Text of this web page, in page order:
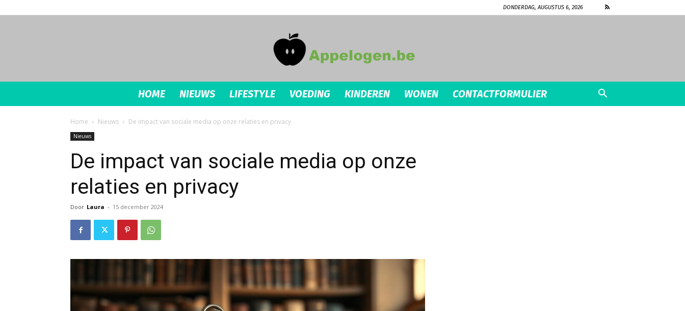
DONDERDAG, AUGUSTUS 6, 2026
appelogen.be
HOME NIEUWS LIFESTYLE VOEDING KINDEREN WONEN CONTACTFORMULIER
Home Nieuws De impact van sociale media op onze relaties en privacy
Nieuws
De impact van sociale media op onze
relaties en privacy
Door Laura - 15 december 2024